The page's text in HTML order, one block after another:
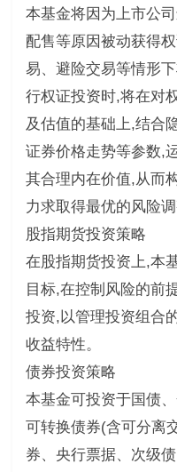
本基金将因为上市公
配售等原因被动获得
易、避险交易等情形
行权证投资时,将在对
及估值的基础上,结合
证券价格走势等参数,
其合理内在价值,从而
力求取得最优的风险调
股指期货投资策略
在股指期货投资上,本
目标,在控制风险的前
投资,以管理投资组合
收益特性。
债券投资策略
本基金可投资于国债
可转换债券(含可分离
券、央行票据、次级